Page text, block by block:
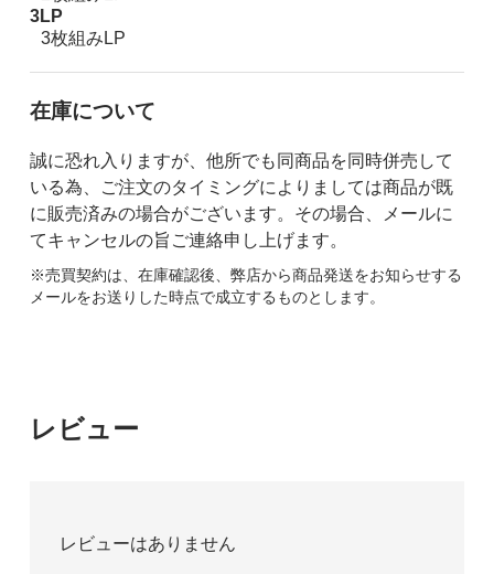
3LP
3枚組みLP
在庫について
誠に恐れ入りますが、他所でも同商品を同時併売して
いる為、ご注文のタイミングによりましては商品が既
に販売済みの場合がございます。その場合、メールに
てキャンセルの旨ご連絡申し上げます。
※売買契約は、在庫確認後、弊店から商品発送をお知らせする
メールをお送りした時点で成立するものとします。
レビュー
レビューはありません